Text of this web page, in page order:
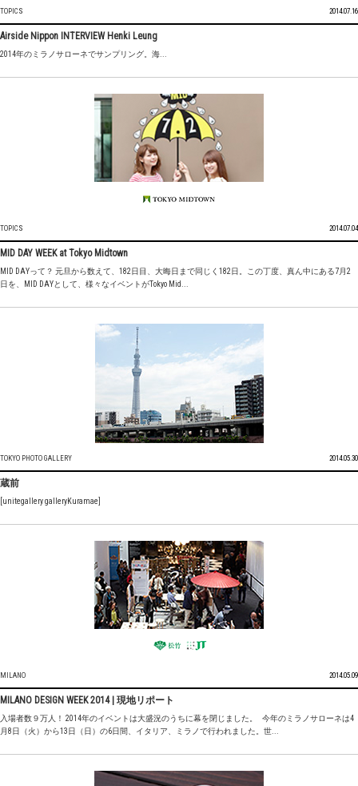
TOPICS 2014.07.16
Airside Nippon INTERVIEW Henki Leung
2014年のミラノサローネでサンプリング。海...
TOPICS 2014.07.04
MID DAY WEEK at Tokyo Midtown
MID DAYって？ 元旦から数えて、182日目、大晦日まで同じく182日。この丁度、真ん中にある7月2
日を、MID DAYとして、様々なイベントがTokyo Mid...
TOKYO PHOTO GALLERY 2014.05.30
蔵前
[unitegallery galleryKuramae]
MILANO 2014.05.09
MILANO DESIGN WEEK 2014 | 現地リポート
入場者数９万人！ 2014年のイベントは大盛況のうちに幕を閉じました。 今年のミラノサローネは4
月8日（火）から13日（日）の6日間、イタリア、ミラノで行われました。世...